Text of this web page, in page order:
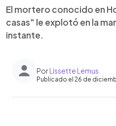
El mortero conocido en
casas" le explotó en la
instante.
PorLissette Lemus
Publicado el 26 de